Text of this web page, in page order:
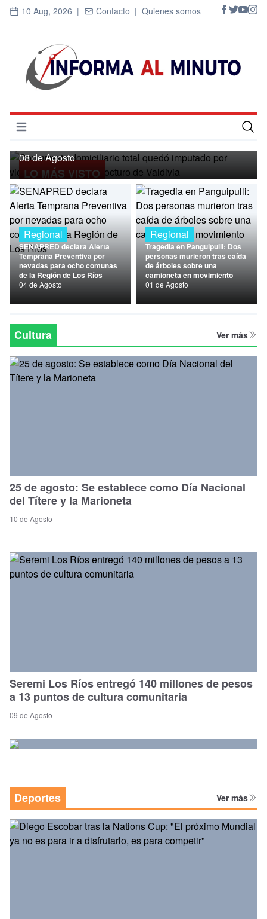
10 Aug, 2026 | Contacto | Quienes somos
Abrir menú
Inicio
Cultura
Deportes
Economía
Entrevistas
Nacional
Política
Regional
LO MÁS VISTO
Regional
Con arresto domiciliario total quedó
imputado por violación en un local
08 de Agosto
Regional
SENAPRED declara Alerta
Temprana Preventiva por
nevadas para ocho comunas
de la Región de Los Ríos
04 de Agosto
Regional
Tragedia en Panguipulli: Dos
personas murieron tras caída
de árboles sobre una
camioneta en movimiento
01 de Agosto
Cultura Ver más
25 de agosto: Se establece como Día Nacional
del Títere y la Marioneta
10 de Agosto
Seremi Los Ríos entregó 140 millones de pesos
a 13 puntos de cultura comunitaria
09 de Agosto
Deportes Ver más